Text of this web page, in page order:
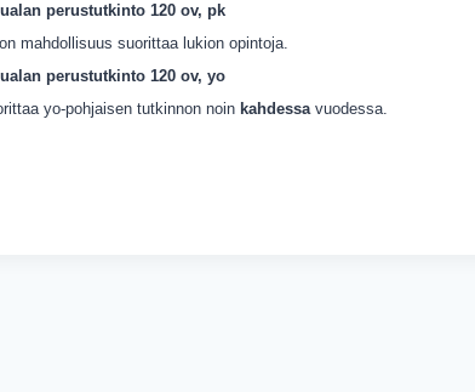
perustutkinto 120 ov, pk
mahdollisuus suorittaa lukion opintoja.
perustutkinto 120 ov, yo
yo-pohjaisen tutkinnon noin kahdessavuodessa.